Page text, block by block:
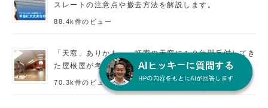
スレートの注意点や撤去方法を解説します。
88.4k件のビュー
「天窓」ありかも。一軒家の天窓に１０年間反対してき
た屋根屋が考察。天窓の進化が止まらない！
70.3k件のビュー